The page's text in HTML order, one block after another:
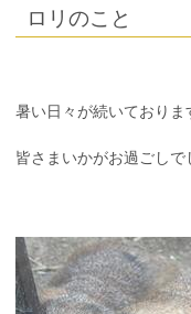
ロリのこと
暑い日々が続いておりま
皆さまいかがお過ごしで